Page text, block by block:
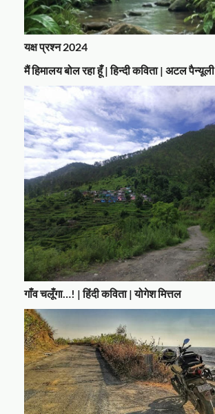
यक्ष प्रश्न 2024
मैं हिमालय बोल रहा हूँ | हिन्दी कविता | अटल पैन्यूली
गाँव चलूँगा…! | हिंदी कविता | योगेश मित्तल